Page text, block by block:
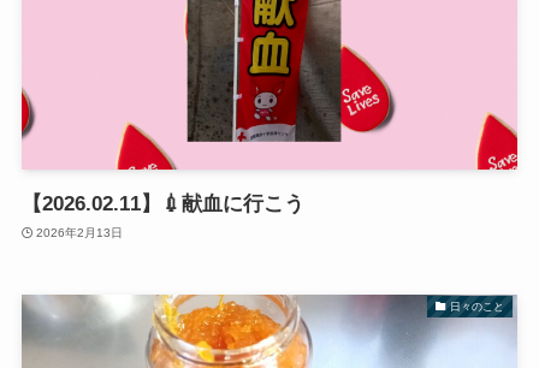
【2026.02.11】💉献血に行こう
2026年2月13日
日々のこと